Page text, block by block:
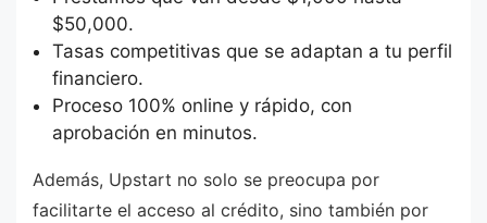
$50,000.
Tasas competitivas que se adaptan a tu perfil
financiero.
Proceso 100% online y rápido, con
aprobación en minutos.
Además, Upstart no solo se preocupa por
facilitarte el acceso al crédito, sino también por